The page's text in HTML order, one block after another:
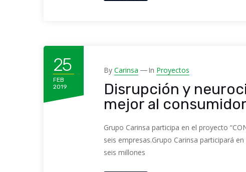
25
FEB
2019
By Carinsa In Proyectos
Disrupción y
mejor al consumidor
Grupo Carinsa participa en el proyecto
seis empresas.Grupo Carinsa participará
seis millones